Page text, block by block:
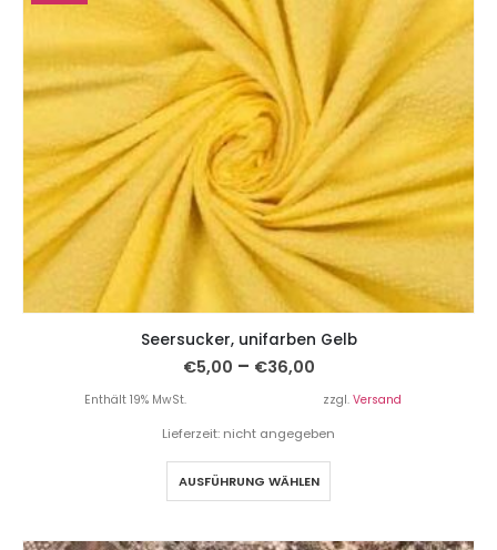
Seersucker, unifarben Gelb
€5,00 – €36,00
Enthält 19% MwSt. zzgl. Versand
Lieferzeit: nicht angegeben
AUSFÜHRUNG WÄHLEN